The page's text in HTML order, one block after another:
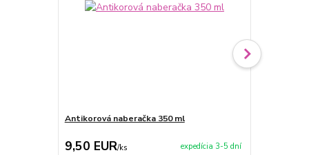
Antikorová naberačka 350 ml
9,50 EUR/ks expedícia 3-5 dní